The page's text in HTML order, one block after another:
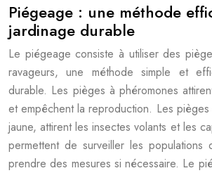
Piégeage : une méthode
jardinage durable
Le piégeage consiste à utiliser des
ravageurs, une méthode simple et
durable. Les pièges à phéromones
et empêchent la reproduction. Les
jaune, attirent les insectes volants et les
permettent de surveiller les populations
prendre des mesures si nécessaire. Le